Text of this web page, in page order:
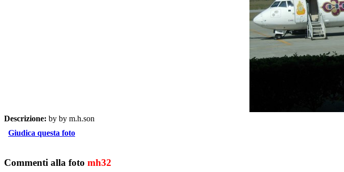
Descrizione: by by m.h.son
Giudica questa foto
Commenti alla foto mh32